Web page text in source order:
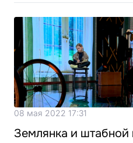
08 мая 2022 17:31
Землянка и штабной